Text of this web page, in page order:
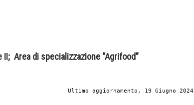
Area di specializzazione “Agrifood”
Ultimo aggiornamento, 19 Giugno 2024